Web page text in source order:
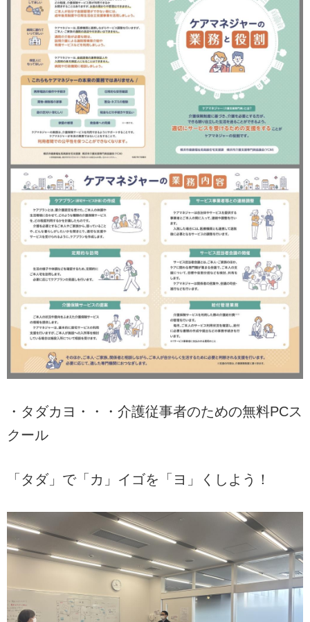
・タダカヨ・・・介護従事者のための無料PCス
クール
「タダ」で「カ」イゴを「ヨ」くしよう！